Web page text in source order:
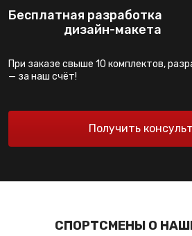
Бесплатная разработка
дизайн-макета
При заказе свыше 10 комплектов,
— за наш счёт!
Получить
СПОРТСМЕНЫ О